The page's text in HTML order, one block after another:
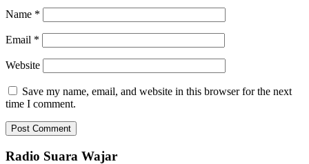
Name *
Email *
Website
Save my name, email, and website in this browser for the next
time I comment.
Radio Suara Wajar